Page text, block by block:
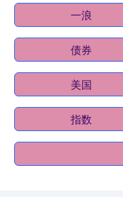
一浪
债券
美国
指数